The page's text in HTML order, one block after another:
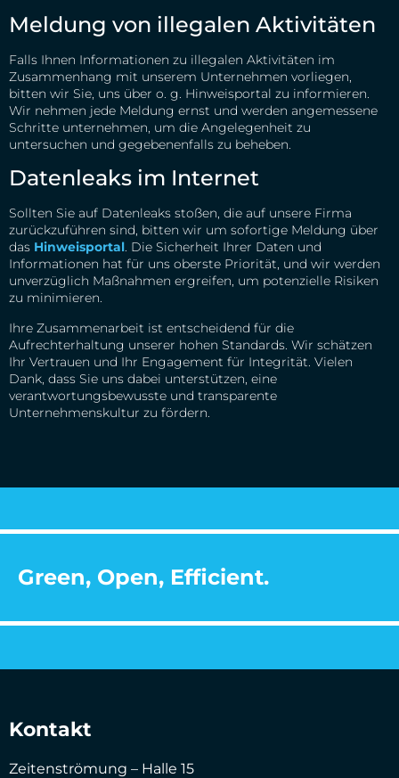
Meldung von illegalen Aktivitäten
Falls Ihnen Informationen zu illegalen Aktivitäten im
Zusammenhang mit unserem Unternehmen vorliegen,
bitten wir Sie, uns über o. g. Hinweisportal zu informieren.
Wir nehmen jede Meldung ernst und werden angemessene
Schritte unternehmen, um die Angelegenheit zu
untersuchen und gegebenenfalls zu beheben.
Datenleaks im Internet
Sollten Sie auf Datenleaks stoßen, die auf unsere Firma
zurückzuführen sind, bitten wir um sofortige Meldung über
das Hinweisportal. Die Sicherheit Ihrer Daten und
Informationen hat für uns oberste Priorität, und wir werden
unverzüglich Maßnahmen ergreifen, um potenzielle Risiken
zu minimieren.
Ihre Zusammenarbeit ist entscheidend für die
Aufrechterhaltung unserer hohen Standards. Wir schätzen
Ihr Vertrauen und Ihr Engagement für Integrität. Vielen
Dank, dass Sie uns dabei unterstützen, eine
verantwortungsbewusste und transparente
Unternehmenskultur zu fördern.
Green, Open, Efficient.
Kontakt
Zeitenströmung – Halle 15